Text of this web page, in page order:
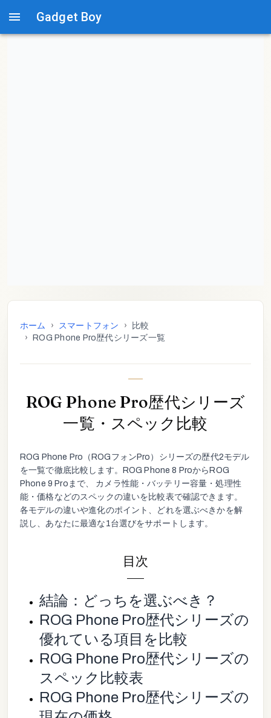
Gadget Boy
ホーム › スマートフォン ›
比較
›
ROG Phone Pro歴代シリーズ一覧
ROG Phone Pro歴代シリーズ
一覧・スペック比較
ROG Phone Pro （ ROGフォンPro ）シリーズの歴代2モデル
を一覧で徹底比較します。
ROG Phone 8 Proから ROG
Phone 9 Pro まで、 カメラ性能・バッテリー容量・処理性
能・価格などのスペックの違いを比較表で確認できます。
各モデルの違いや進化のポイント、どれを選ぶべきかを解
説し、あなたに最適な1台選びをサポートします。
目次
結論：どっちを選ぶべき？
ROG Phone Pro歴代シリーズの
優れている項目を比較
ROG Phone Pro歴代シリーズの
スペック比較表
ROG Phone Pro歴代シリーズの